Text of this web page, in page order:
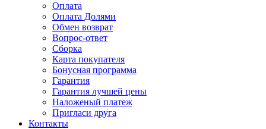
Оплата
Оплата Долями
Обмен возврат
Вопрос-ответ
Сборка
Карта покупателя
Бонусная программа
Гарантия
Гарантия лучшей цены
Наложеный платеж
Пригласи друга
Контакты